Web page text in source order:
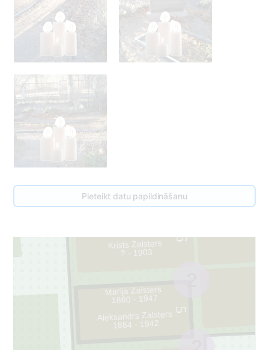
Pieteikt datu papildināšanu
2
5
6
Marija Zalsters
1860 - 1947
Aleksandrs Zalsters
1884 - 1942
Krists Zalsters
? - 1903
2